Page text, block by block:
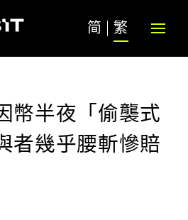
简 繁
幣半夜「偷襲式
者幾乎腰斬慘賠